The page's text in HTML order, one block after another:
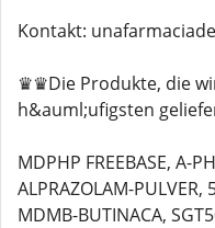
Kontakt:
♛♛Die Produkte, die
h&auml;ufigsten
MDPHP FREEBASE, A-
ALPRAZOLAM-PULVER,
MDMB-BUTINACA,